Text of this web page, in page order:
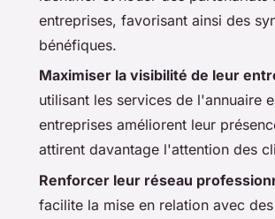
entreprises, favorisant ainsi des
bénéfiques.
Maximiser la visibilité de leur
utilisant les services de l'annuaire
entreprises améliorent leur
attirent davantage l'attention des
Renforcer leur réseau
facilite la mise en relation avec